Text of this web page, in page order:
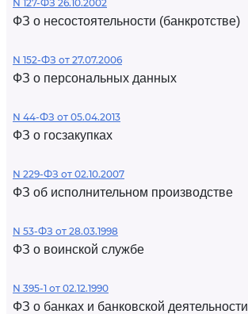
N 127-ФЗ 26.10.2002
ФЗ о несостоятельности (банкротстве)
N 152-ФЗ от 27.07.2006
ФЗ о персональных данных
N 44-ФЗ от 05.04.2013
ФЗ о госзакупках
N 229-ФЗ от 02.10.2007
ФЗ об исполнительном производстве
N 53-ФЗ от 28.03.1998
ФЗ о воинской службе
N 395-1 от 02.12.1990
ФЗ о банках и банковской деятельности